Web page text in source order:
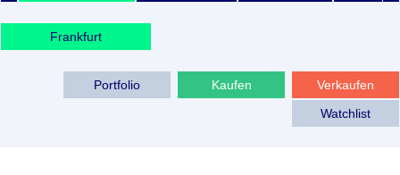
Frankfurt
Verkaufen
Kaufen
Portfolio
Watchlist